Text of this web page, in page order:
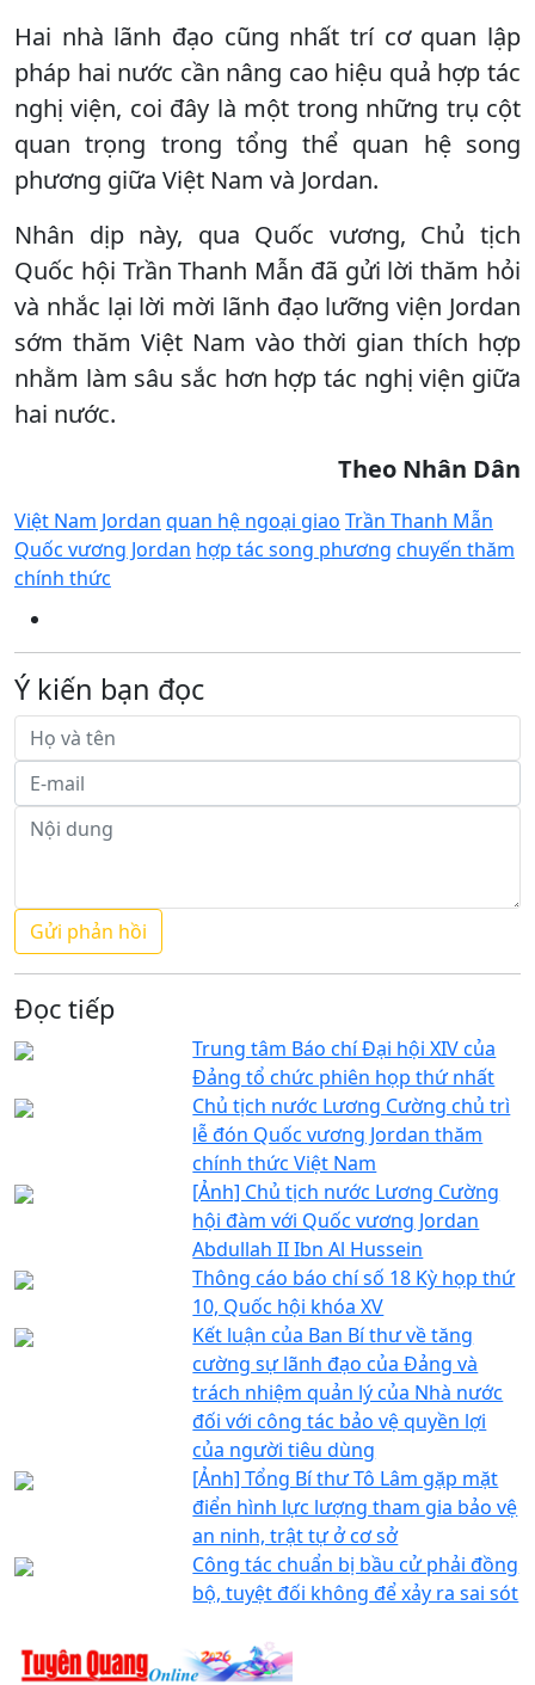
Hai nhà lãnh đạo cũng nhất trí cơ quan lập
pháp hai nước cần nâng cao hiệu quả hợp tác
nghị viện, coi đây là một trong những trụ cột
quan trọng trong tổng thể quan hệ song
phương giữa Việt Nam và Jordan.
Nhân dịp này, qua Quốc vương, Chủ tịch
Quốc hội Trần Thanh Mẫn đã gửi lời thăm hỏi
và nhắc lại lời mời lãnh đạo lưỡng viện Jordan
sớm thăm Việt Nam vào thời gian thích hợp
nhằm làm sâu sắc hơn hợp tác nghị viện giữa
hai nước.
Theo Nhân Dân
Việt Nam Jordan quan hệ ngoại giao Trần Thanh Mẫn
Quốc vương Jordan hợp tác song phương chuyến thăm
chính thức
Ý kiến bạn đọc
Đọc tiếp
Trung tâm Báo chí Đại hội XIV của
Đảng tổ chức phiên họp thứ nhất
Chủ tịch nước Lương Cường chủ trì
lễ đón Quốc vương Jordan thăm
chính thức Việt Nam
[Ảnh] Chủ tịch nước Lương Cường
hội đàm với Quốc vương Jordan
Abdullah II Ibn Al Hussein
Thông cáo báo chí số 18 Kỳ họp thứ
10, Quốc hội khóa XV
Kết luận của Ban Bí thư về tăng
cường sự lãnh đạo của Đảng và
trách nhiệm quản lý của Nhà nước
đối với công tác bảo vệ quyền lợi
của người tiêu dùng
[Ảnh] Tổng Bí thư Tô Lâm gặp mặt
điển hình lực lượng tham gia bảo vệ
an ninh, trật tự ở cơ sở
Công tác chuẩn bị bầu cử phải đồng
bộ, tuyệt đối không để xảy ra sai sót